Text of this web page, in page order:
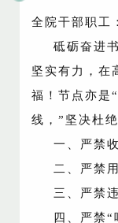
全院干部职工：
砥砺奋进
坚实有力，在
福！节点亦是
线，”坚决杜
一、严禁
二、严禁
三、严禁
四、严禁